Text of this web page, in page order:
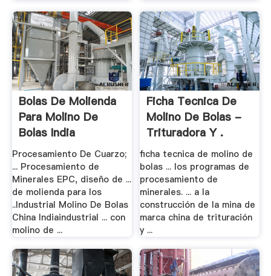
Bolas De Molienda
Para Molino De
Bolas India
Procesamiento De Cuarzo;
... Procesamiento de
Minerales EPC, diseño de ...
de molienda para los
..Industrial Molino De Bolas
China Indiaindustrial ... con
molino de ...
Ficha Tecnica De
Molino De Bolas -
Trituradora Y .
ficha tecnica de molino de
bolas ... los programas de
procesamiento de
minerales. ... a la
construcción de la mina de
marca china de trituración
y ...